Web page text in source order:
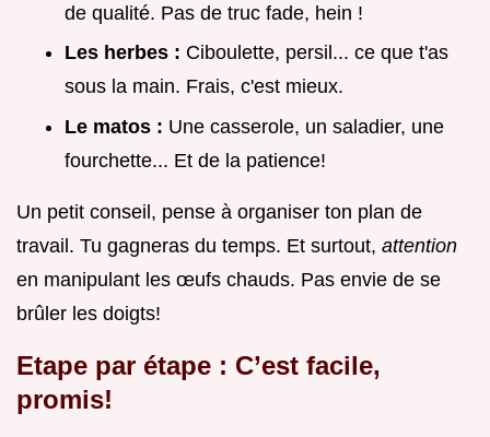
de qualité. Pas de truc fade, hein !
Les herbes : Ciboulette, persil... ce que t'as
sous la main. Frais, c'est mieux.
Le matos : Une casserole, un saladier, une
fourchette... Et de la patience!
Un petit conseil, pense à organiser ton plan de
travail. Tu gagneras du temps. Et surtout, attention
en manipulant les œufs chauds. Pas envie de se
brûler les doigts!
Etape par étape : C’est facile,
promis!